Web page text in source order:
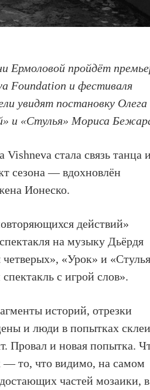
Ермоловой пройдёт
Foundation и фестиваля
увидят постановку Олега
и «Стулья» Мориса
стала связь танца и
сезона — вдохновлён
Ионеско.
действий»
на музыку Дьёрдя
«Урок» и
с игрой слов».
историй, отрезки
и люди в попытках
Провал и новая попытка.
— то, что видимо, на самом
частей мозаики, в